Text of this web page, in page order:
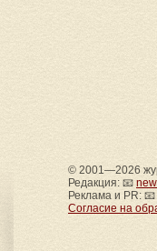
© 2001—2026
Редакция: 📧
Реклама и PR: 📧
Согласие на